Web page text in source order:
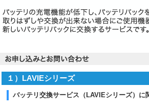
１）LAVIEシリーズ
バッテリ交換サービス（LAVIEシリーズ）に